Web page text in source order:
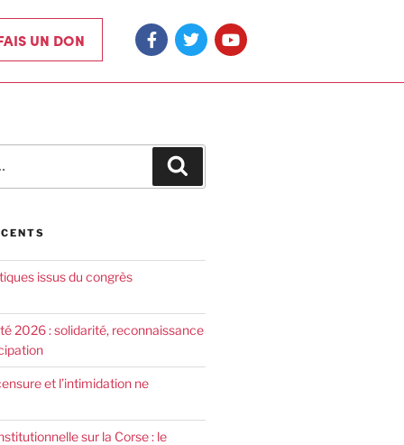
UN DON
issus du congrès
2026 : solidarité, reconnaissance
et l’intimidation ne
sur la Corse : le